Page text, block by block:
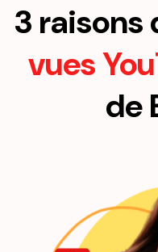
3 raisons
vues
de